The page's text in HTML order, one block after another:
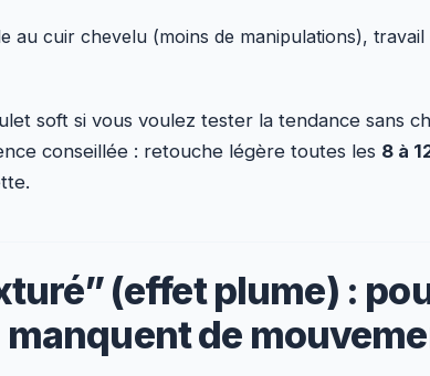
au cuir chevelu (moins de manipulations),
soft si vous voulez tester la tendance sans
conseillée : retouche légère toutes les 8 à
(effet plume) :
de